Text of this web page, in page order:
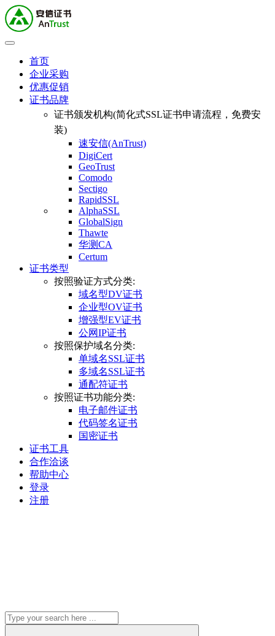
首页
企业采购
优惠促销
证书品牌
证书颁发机构(简化式SSL证书申请流程，免费安
装)
速安信(AnTrust)
DigiCert
GeoTrust
Comodo
Sectigo
RapidSSL
AlphaSSL
GlobalSign
Thawte
华测CA
Certum
证书类型
按照验证方式分类:
域名型DV证书
企业型OV证书
增强型EV证书
公网IP证书
按照保护域名分类:
单域名SSL证书
多域名SSL证书
通配符证书
按照证书功能分类:
电子邮件证书
代码签名证书
国密证书
证书工具
合作洽谈
帮助中心
登录
注册